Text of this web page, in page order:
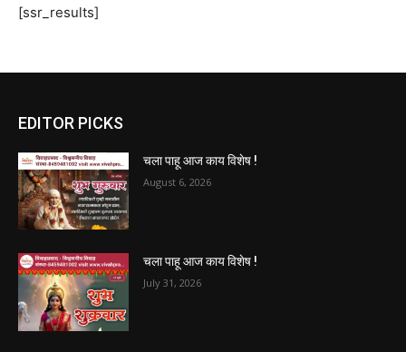
[ssr_results]
EDITOR PICKS
चला पाहू आज काय विशेष !
August 6, 2026
चला पाहू आज काय विशेष !
July 31, 2026